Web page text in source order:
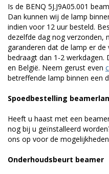
Is de BENQ 5J.J9A05.001
Dan kunnen wij de lamp
indien voor 12 uur besteld.
dezelfde dag nog verzonden,
garanderen dat de lamp er
bedraagt dan 1-2
en België. Neem gerust even
betreffende lamp binnen een
Spoedbestelling
Heeft u haast met een
nog bij u geïnstalleerd
ons op voor de
Onderhoudsbeurt beamer